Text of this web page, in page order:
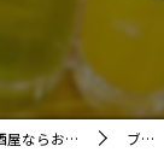
東京都西葛西の居酒屋ならおやひなや 西葛西店 ブログ